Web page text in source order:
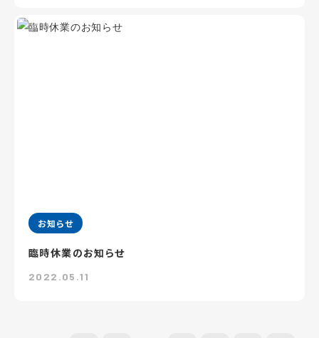
お知らせ
臨時休業のお知らせ
2022.05.11